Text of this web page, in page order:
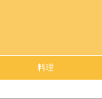
料理